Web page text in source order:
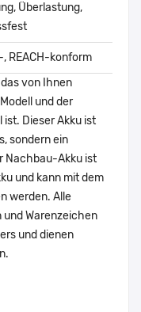
Überlastung,
, REACH-konform
von Ihnen
und der
Dieser Akku ist
sondern ein
Nachbau-Akku ist
und kann mit dem
werden. Alle
Warenzeichen
und dienen